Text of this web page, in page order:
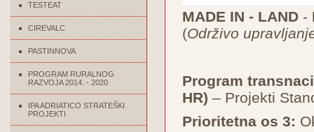
TESTEAT
CIREVALC
PASTINNOVA
PROGRAM RURALNOG
RAZVOJA 2014. - 2020
IPA ADRIATICO STRATEŠKI
PROJEKTI
MADE IN - LAND -
(Održivo
Program
HR) – Projekti
Prioritetna os 3: